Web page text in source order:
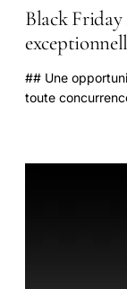
Black Friday
## Une
toute